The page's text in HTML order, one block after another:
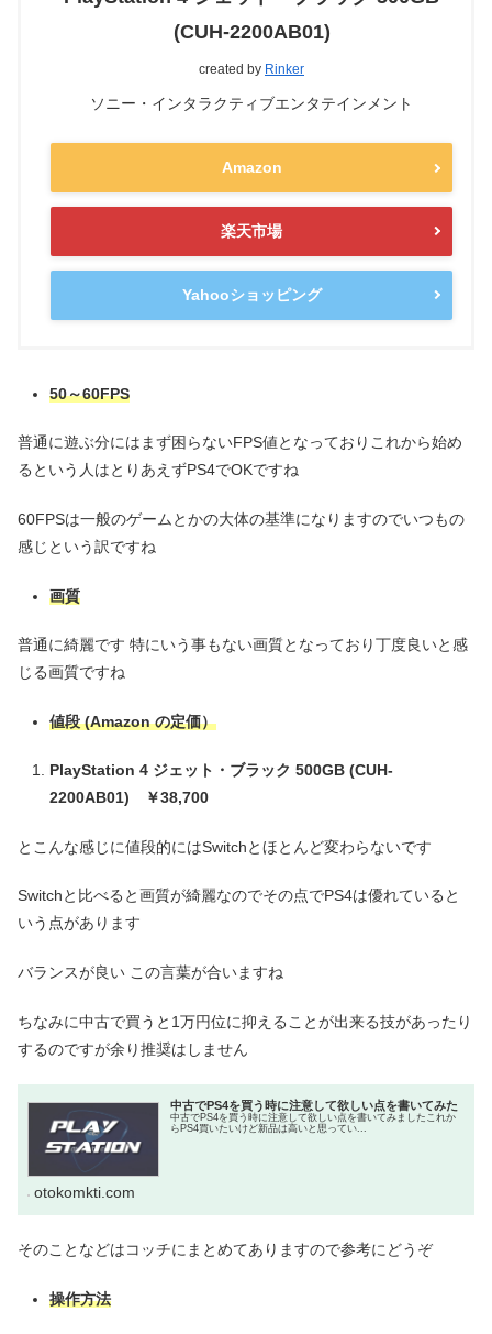
(CUH-2200AB01)
created by Rinker
ソニー・インタラクティブエンタテインメント
Amazon
楽天市場
Yahooショッピング
50～60FPS
普通に遊ぶ分にはまず困らないFPS値となっておりこれから始め
るという人はとりあえずPS4でOKですね
60FPSは一般のゲームとかの大体の基準になりますのでいつもの
感じという訳ですね
画質
普通に綺麗です 特にいう事もない画質となっており丁度良いと感
じる画質ですね
値段 (Amazon の定価）
PlayStation 4 ジェット・ブラック 500GB (CUH-
2200AB01) ￥38,700
とこんな感じに値段的にはSwitchとほとんど変わらないです
Switchと比べると画質が綺麗なのでその点でPS4は優れていると
いう点があります
バランスが良い この言葉が合いますね
ちなみに中古で買うと1万円位に抑えることが出来る技があったり
するのですが余り推奨はしません
中古でPS4を買う時に注意して欲しい点を書いてみた
中古でPS4を買う時に注意して欲しい点を書いてみましたこれか
らPS4買いたいけど新品は高いと思ってい...
otokomkti.com
そのことなどはコッチにまとめてありますので参考にどうぞ
操作方法